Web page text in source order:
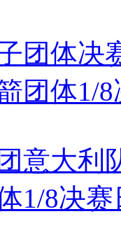
团体决
团体1/
意大利
1/8决